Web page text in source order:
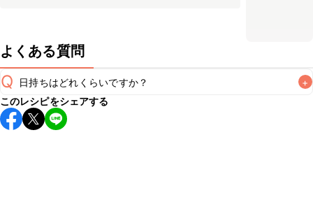
よくある質問
Q 日持ちはどれくらいですか？ +
保存期間は冷蔵で当日中が目安です。なるべくお早めにお召
し上がりください。
このレシピをシェアする